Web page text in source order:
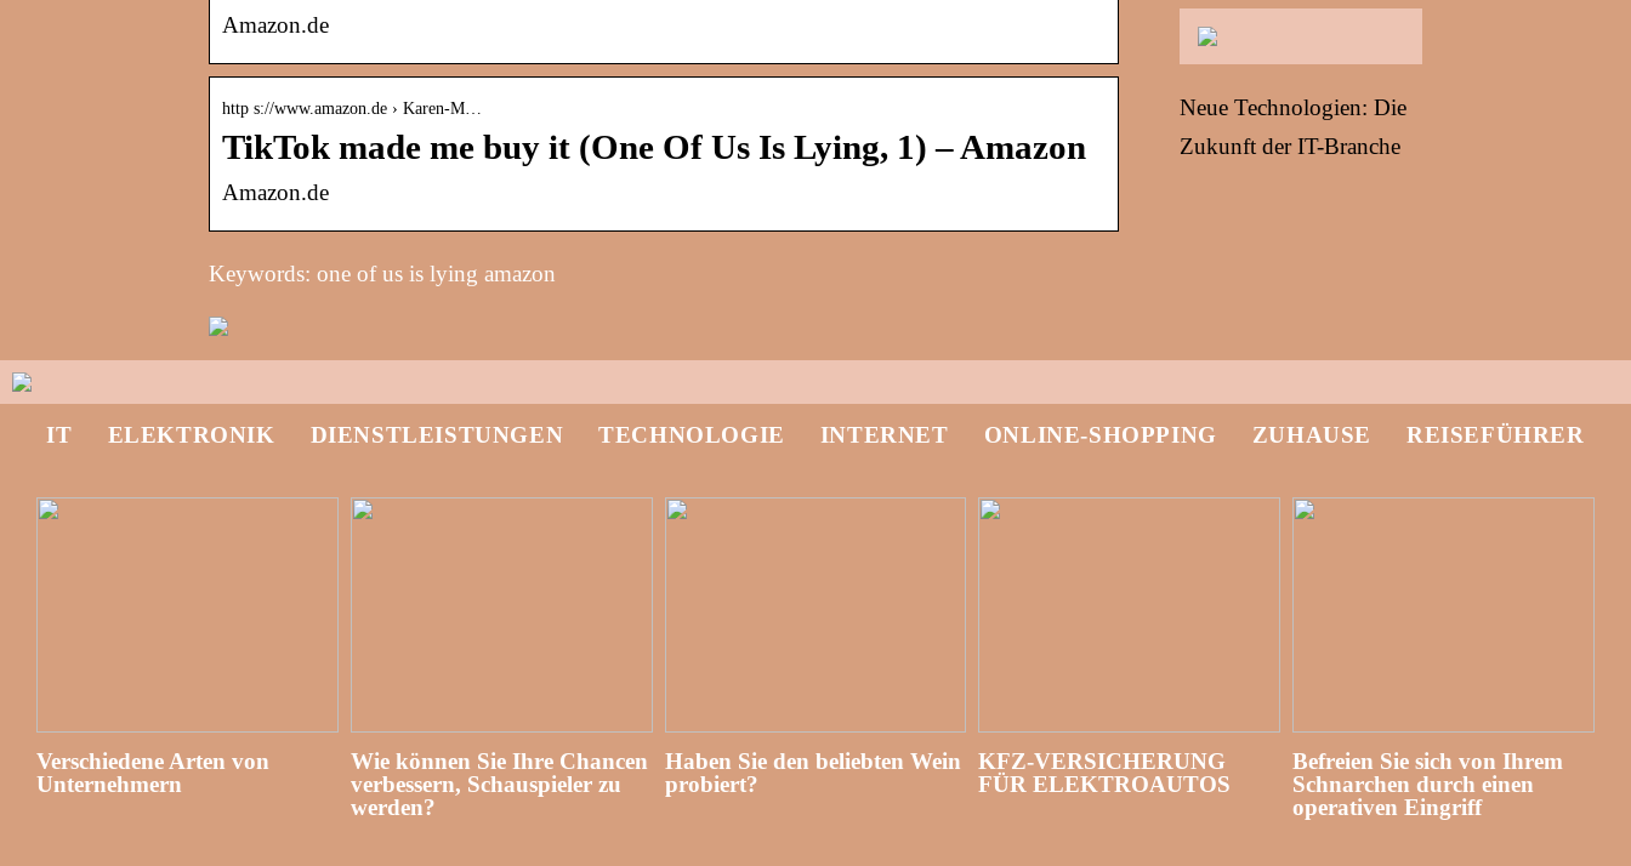
Amazon.de
http s://www.amazon.de › Karen-M…
TikTok made me buy it (One Of Us Is Lying, 1) – Amazon
Amazon.de
Keywords: one of us is lying amazon
Neue Technologien: Die
Zukunft der IT-Branche
IT ELEKTRONIK DIENSTLEISTUNGEN TECHNOLOGIE INTERNET ONLINE-SHOPPING ZUHAUSE REISEFÜHRER
Verschiedene Arten von
Unternehmern
Wie können Sie Ihre Chancen
verbessern, Schauspieler zu
werden?
Haben Sie den beliebten Wein
probiert?
KFZ-VERSICHERUNG
FÜR ELEKTROAUTOS
Befreien Sie sich von Ihrem
Schnarchen durch einen
operativen Eingriff